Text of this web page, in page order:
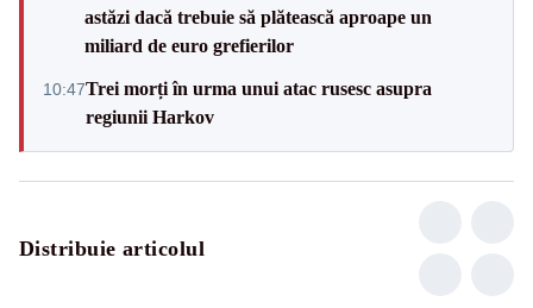
astăzi dacă trebuie să plătească aproape un
miliard de euro grefierilor
10:47Trei morți în urma unui atac rusesc asupra
regiunii Harkov
Distribuie articolul